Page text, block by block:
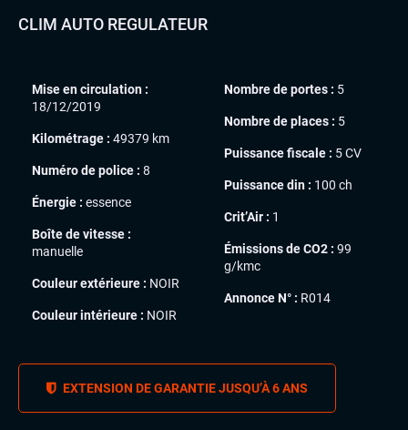
CLIM AUTO REGULATEUR
Mise en circulation :
18/12/2019
Kilométrage : 49379 km
Numéro de police : 8
Énergie : essence
Boîte de vitesse :
manuelle
Couleur extérieure : NOIR
Couleur intérieure : NOIR
Nombre de portes : 5
Nombre de places : 5
Puissance fiscale : 5 CV
Puissance din : 100 ch
Crit’Air : 1
Émissions de CO2 : 99
g/kmc
Annonce N° : R014
EXTENSION DE GARANTIE JUSQU’À 6 ANS